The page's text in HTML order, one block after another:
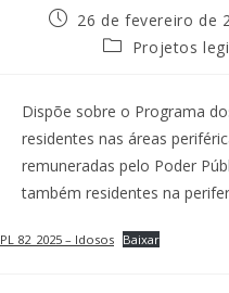
26 de fevereiro de
Projetos
Dispõe sobre o Programa
residentes nas áreas
remuneradas pelo Poder
também residentes na
PL 82_2025 – Idosos Baixar